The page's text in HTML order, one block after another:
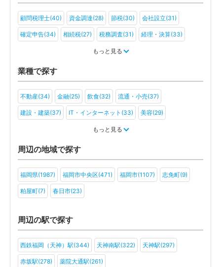
顧問税理士(40) 資金調達(28) 節税(30) 会社設立(31)
確定申告(34) 相続税(27) 税務調査(31) 経理・決算(33)
もっと見る
業種で探す
不動産(34) 金融(25) 飲食(32) 流通・小売(37)
建設・建築(37) IT・インターネット(33) 美容(29)
教育(23) 医療・福祉(31)
旅行・ホテル(22) アミューズメント・レジャー(19)
社会福祉法人(10) 医療法人(19) ＮＰＯ法人(12) 学校法人(6)
一般社団法人(15) その他(13)
もっと見る
周辺の地域で探す
福岡県(1987) 福岡市中央区(471) 福岡市(1107) 志免町(9)
粕屋町(7) 春日市(23)
周辺の駅で探す
西鉄福岡（天神）駅(344) 天神南駅(322) 天神駅(297)
赤坂駅(278) 薬院大通駅(261)